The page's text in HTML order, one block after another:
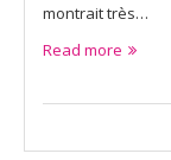
montrait très…
Read more